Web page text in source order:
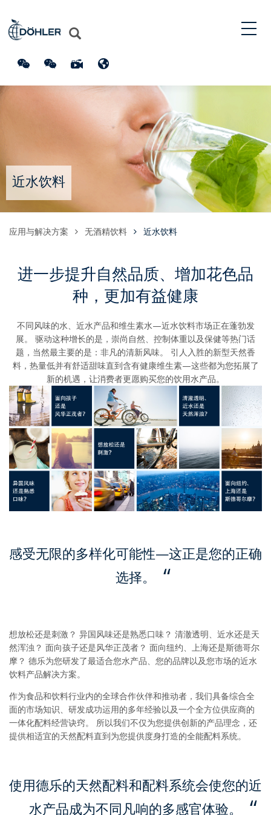
近水饮料
应用与解决方案 无酒精饮料 近水饮料
进一步提升自然品质、增加花色品
种，更加有益健康
不同风味的水、近水产品和维生素水—近水饮料市场正在蓬勃发
展。 驱动这种增长的是，崇尚自然、控制体重以及保健等热门话
题，当然最主要的是：非凡的清新风味。 引人入胜的新型天然香
料，热量低并有舒适甜味直到含有健康维生素—这些都为您拓展了
新的机遇，让消费者更愿购买您的饮用水产品。
感受无限的多样化可能性—这正是您的正确
选择。
想放松还是刺激？ 异国风味还是熟悉口味？ 清澈透明、近水还是天
然浑浊？ 面向孩子还是风华正茂者？ 面向纽约、上海还是斯德哥尔
摩？ 德乐为您研发了最适合您水产品、您的品牌以及您市场的近水
饮料产品解决方案。
作为食品和饮料行业内的全球合作伙伴和推动者，我们具备综合全
面的市场知识、研发成功运用的多年经验以及一个全方位供应商的
一体化配料经营诀窍。 所以我们不仅为您提供创新的产品理念，还
提供相适宜的天然配料直到为您提供度身打造的全能配料系统。
使用德乐的天然配料和配料系统会使您的近
水产品成为不同凡响的多感官体验。